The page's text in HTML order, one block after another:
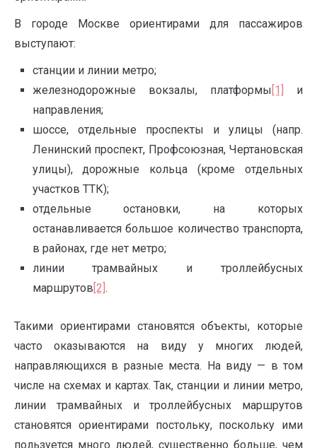
В городе Москве ориентирами для пассажиров
выступают:
станции и линии метро;
железнодорожные вокзалы, платформы [1]
и
направления;
шоссе, отдельные проспекты и улицы (напр.
Ленинский проспект, Профсоюзная, Чертановская
улицы), дорожные кольца (кроме отдельных
участков ТТК);
отдельные остановки, на которых
останавливается большое количество транспорта,
в районах, где нет метро;
линии трамвайных и троллейбусных
маршрутов [2] .
Такими ориентирами становятся объекты, которые
часто оказываются на виду у многих людей,
направляющихся в разные места. На виду — в том
числе на схемах и картах. Так, станции и линии метро,
линии трамвайных и троллейбусных маршрутов
становятся ориентирами постольку, поскольку ими
пользуется много людей, существенно больше, чем